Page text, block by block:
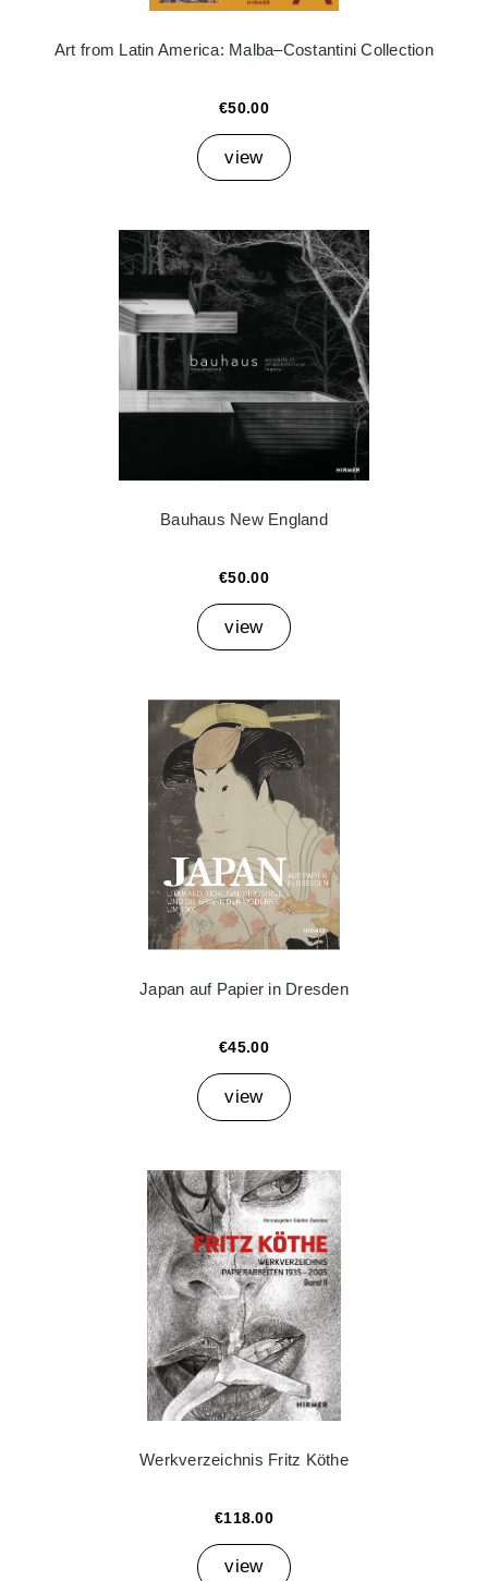
Art from Latin America: Malba–Costantini Collection
€50.00
view
Bauhaus New England
€50.00
view
Japan auf Papier in Dresden
€45.00
view
Werkverzeichnis Fritz Köthe
€118.00
view